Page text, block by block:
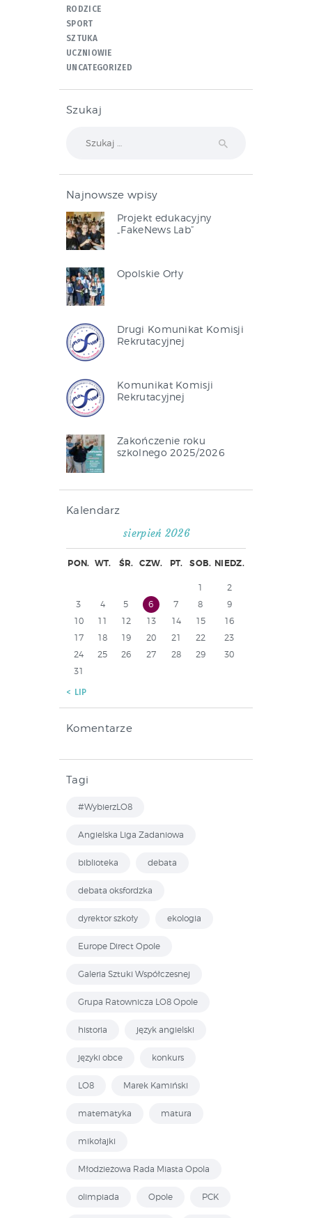
RODZICE
SPORT
SZTUKA
UCZNIOWIE
UNCATEGORIZED
Szukaj
Najnowsze wpisy
Projekt edukacyjny
„FakeNews Lab”
Opolskie Orły
Drugi Komunikat Komisji
Rekrutacyjnej
Komunikat Komisji
Rekrutacyjnej
Zakończenie roku
szkolnego 2025/2026
Kalendarz
sierpień 2026
PON. WT. ŚR. CZW. PT. SOB. NIEDZ.
1
2
3
4 5 6 7 8
9
10
11 12 13 14 15
16
17
18 19 20 21 22
23
24
25 26 27 28 29
30
31
« LIP
Komentarze
Tagi
#WybierzLO8
Angielska Liga Zadaniowa
biblioteka debata
debata oksfordzka
dyrektor szkoły ekologia
Europe Direct Opole
Galeria Sztuki Współczesnej
Grupa Ratownicza LO8 Opole
historia język angielski
języki obce konkurs
LO8 Marek Kamiński
matematyka matura
mikołajki
Młodzieżowa Rada Miasta Opola
olimpiada Opole PCK